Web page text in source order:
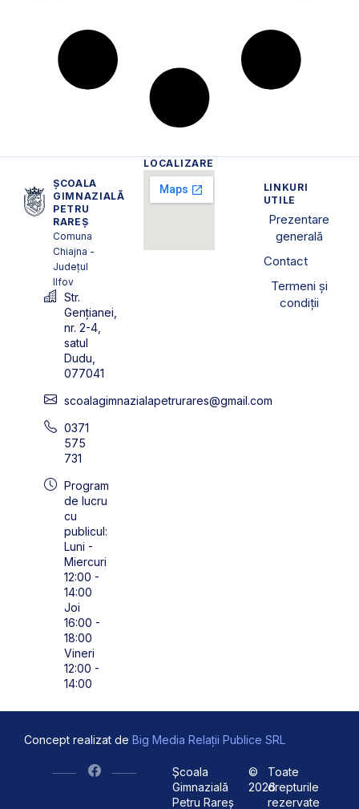
ȘCOALA
GIMNAZIALĂ
PETRU
RAREȘ
Comuna
Chiajna -
Județul
Ilfov
Str.
Gențianei,
nr. 2-4,
satul
Dudu,
077041
scoalagimnazialapetrurares@gmail.com
0371
575
731
Program
de lucru
cu
publicul:
Luni -
Miercuri
12:00 -
14:00
Joi
16:00 -
18:00
Vineri
12:00 -
14:00
LOCALIZARE
LINKURI
UTILE
Prezentare
generală
Contact
Termeni și
condiții
Școala
Gimnazială
Petru Rareș
©
2026
Toate
drepturile
rezervate
Concept realizat de Big Media Relații Publice SRL